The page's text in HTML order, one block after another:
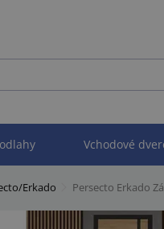
Vchodové
Erkado Persecto Erkado